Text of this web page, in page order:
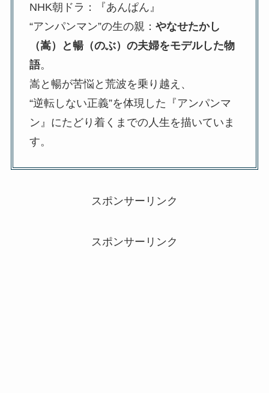
NHK朝ドラ：『あんぱん』
“アンパンマン”の生の親： やなせたかし
（嵩）と暢（のぶ）の夫婦をモデルした物
語。
嵩と暢が苦悩と荒波を乗り越え、
“逆転しない正義”を体現した『アンパンマ
ン』にたどり着くまでの人生を描いていま
す。
スポンサーリンク
スポンサーリンク